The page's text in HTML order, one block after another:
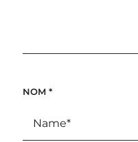
NOM *